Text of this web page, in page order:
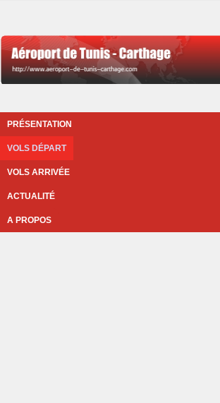
PRÉSENTATION
VOLS DÉPART
VOLS ARRIVÉE
ACTUALITÉ
A PROPOS